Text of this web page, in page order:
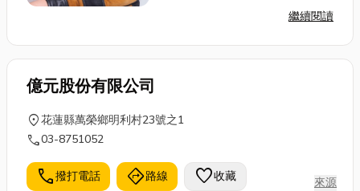
覺得門片重得像在拉拔河，甚至
門片故障並不代表一定要花大錢
繼續閱讀
億元股份有限公司
location_on花蓮縣萬榮鄉明利村23號之1
call03-8751052
call撥打電話 directions路線 favorite收藏 來源